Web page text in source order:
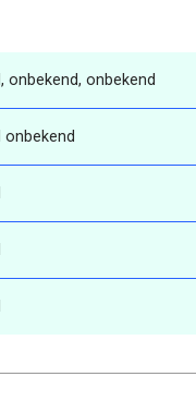
onbekend, onbekend
onbekend